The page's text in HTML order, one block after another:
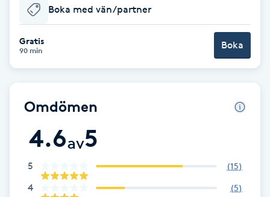
Babylights
Balayage
BIAB
Boka med vän/partner
Gratis
90 min Boka
Omdömen
4.6av5
5 (15)
4 (5)